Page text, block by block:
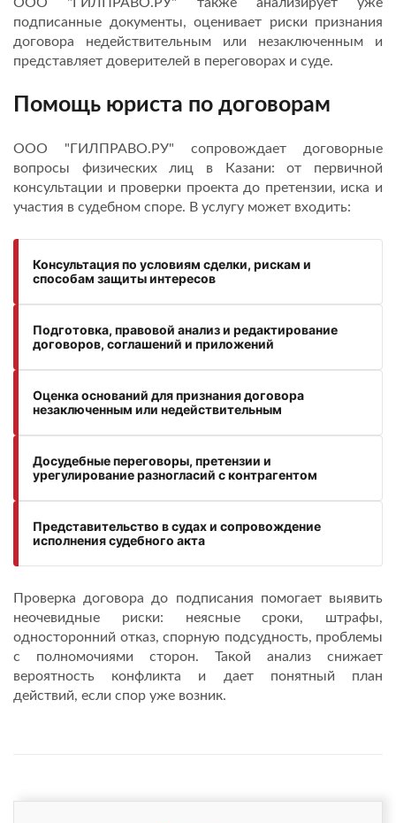
подписанные документы, оценивает риски признания
договора недействительным или незаключенным и
представляет доверителей в переговорах и суде.
Помощь юриста по договорам
ООО "ГИЛПРАВО.РУ" сопровождает договорные
вопросы физических лиц в Казани: от первичной
консультации и проверки проекта до претензии, иска и
участия в судебном споре. В услугу может входить:
Консультация по условиям сделки, рискам и
способам защиты интересов
Подготовка, правовой анализ и редактирование
договоров, соглашений и приложений
Оценка оснований для признания договора
незаключенным или недействительным
Досудебные переговоры, претензии и
урегулирование разногласий с контрагентом
Представительство в судах и сопровождение
исполнения судебного акта
Проверка договора до подписания помогает выявить
неочевидные риски: неясные сроки, штрафы,
односторонний отказ, спорную подсудность, проблемы
с полномочиями сторон. Такой анализ снижает
вероятность конфликта и дает понятный план
действий, если спор уже возник.